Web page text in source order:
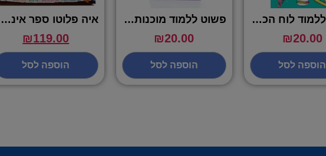
פשוט ללמוד לוח הכפל לכיתות ב – ג
₪20.00
הוספה לסל
פשוט ללמוד מוכנות לכיתה א קריאה וכתיבה
₪20.00
הוספה לסל
איה פלוטו ספר אינטראקטיבי
₪119.00
הוספה לסל